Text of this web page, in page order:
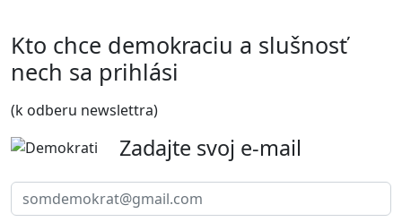
Kto chce demokraciu a slušnosť
nech sa prihlási
(k odberu newslettra)
Zadajte svoj e-mail